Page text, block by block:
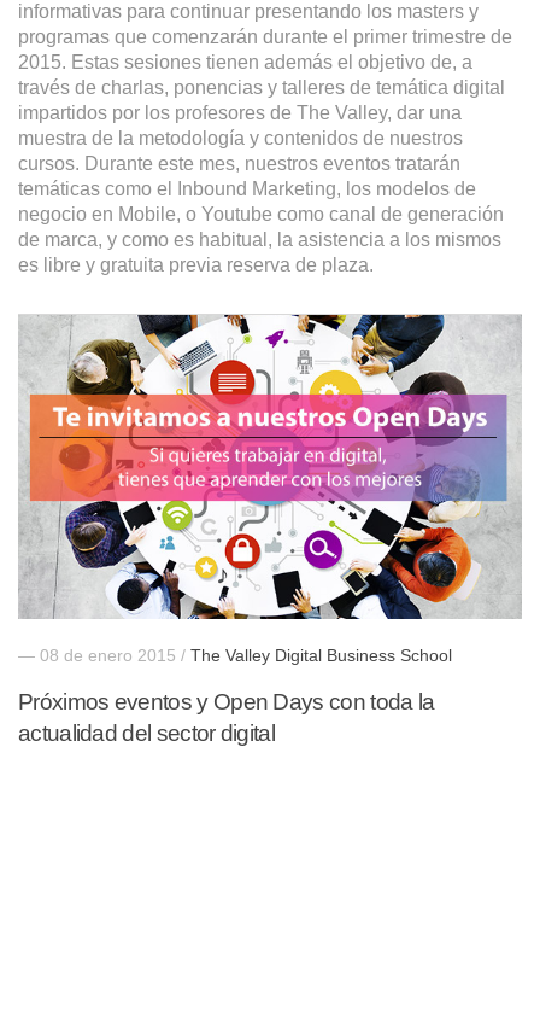
informativas para continuar presentando los masters y
programas que comenzarán durante el primer trimestre de
2015. Estas sesiones tienen además el objetivo de, a
través de charlas, ponencias y talleres de temática digital
impartidos por los profesores de The Valley, dar una
muestra de la metodología y contenidos de nuestros
cursos. Durante este mes, nuestros eventos tratarán
temáticas como el Inbound Marketing, los modelos de
negocio en Mobile, o Youtube como canal de generación
de marca, y como es habitual, la asistencia a los mismos
es libre y gratuita previa reserva de plaza.
— 08 de enero 2015 / The Valley Digital Business School
Próximos eventos y Open Days con toda la
actualidad del sector digital